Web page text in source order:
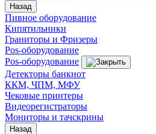
Назад
Пивное оборудование
Кипятильники
Граниторы и Фризеры
Pos-оборудование
Pos-оборудование
Детекторы банкнот
ККМ, ЧПМ, МФУ
Чековые принтеры
Видеорегистраторы
Мониторы и тачскрины
Назад